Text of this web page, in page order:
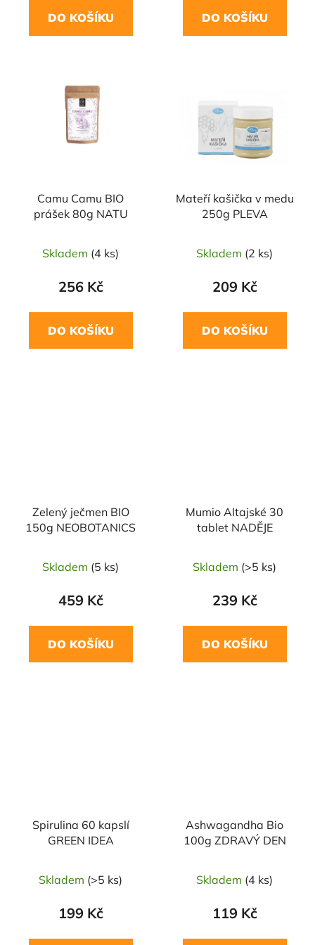
DO KOŠÍKU DO KOŠÍKU
Camu Camu BIO
prášek 80g NATU
Skladem (4 ks)
256 Kč
DO KOŠÍKU
Mateří kašička v medu
250g PLEVA
Skladem (2 ks)
209 Kč
DO KOŠÍKU
Zelený ječmen BIO
150g NEOBOTANICS
Skladem (5 ks)
459 Kč
DO KOŠÍKU
Mumio Altajské 30
tablet NADĚJE
Skladem (>5 ks)
239 Kč
DO KOŠÍKU
Spirulina 60 kapslí
GREEN IDEA
Skladem (>5 ks)
199 Kč
Ashwagandha Bio
100g ZDRAVÝ DEN
Skladem (4 ks)
119 Kč